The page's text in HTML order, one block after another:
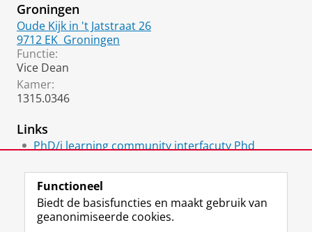
Groningen
Oude Kijk in 't Jatstraat 26
9712 EK Groningen
Functie:
Vice Dean
Kamer:
1315.0346
Links
PhD/i learning community interfacuty Phd
Functioneel
Biedt de basisfuncties en maakt gebruik van
geanonimiseerde cookies.